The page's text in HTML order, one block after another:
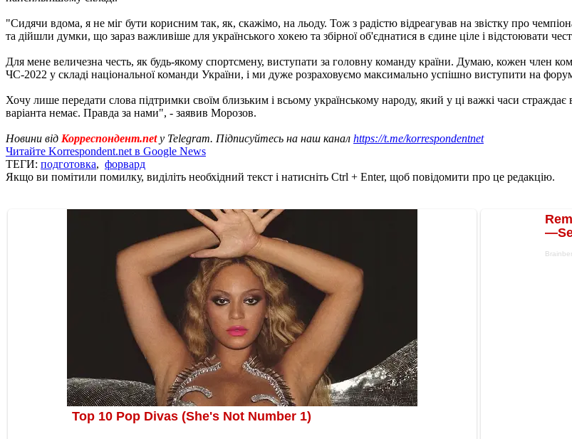
"Сидячи вдома, я не міг бути корисним так, як, скажімо, на льоду. Тож з радістю відреагував на звістку про
та дійшли думки, що зараз важливіше для українського хокею та збірної об'єднатися в єдине ціле і відстоювати
Для мене величезна честь, як будь-якому спортсмену, виступати за головну команду країни. Думаю, кожен член
ЧС-2022 у складі національної команди України, і ми дуже розраховуємо максимально успішно виступити на
Хочу лише передати слова підтримки своїм близьким і всьому українському народу, який у ці важкі часи страждає
варіанта немає. Правда за нами", - заявив Морозов.
Новини від Корреспондент.netу Telegram. Підписуйтесь на наш канал https://t.me/korrespondentnet
Читайте Korrespondent.net в Google News
ТЕГИ: подготовка, форвард
Якщо ви помітили помилку, виділіть необхідний текст і натисніть Ctrl + Enter, щоб повідомити про це редакцію.